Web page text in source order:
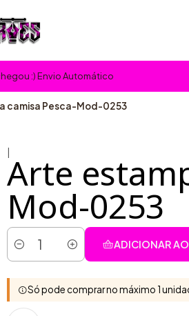
:) Envio Automático
camisa Pesca-Mod-0253
Arte
Mod-0253
Quantidade
ADICIONAR
Só pode comprar no máximo 1